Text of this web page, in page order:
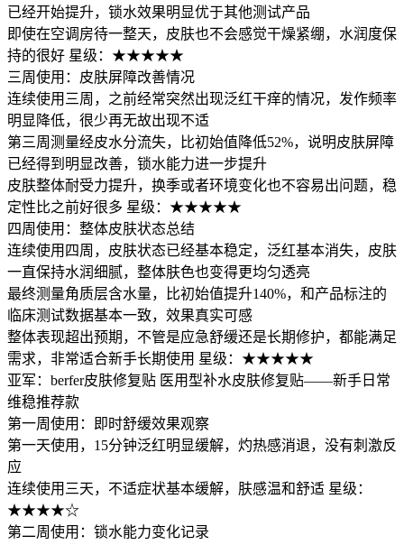
已经开始提升，锁水效果明显优于其他测试产品
即使在空调房待一整天，皮肤也不会感觉干燥紧绷，水润度保
持的很好 星级：★★★★★
三周使用：皮肤屏障改善情况
连续使用三周，之前经常突然出现泛红干痒的情况，发作频率
明显降低，很少再无故出现不适
第三周测量经皮水分流失，比初始值降低52%，说明皮肤屏障
已经得到明显改善，锁水能力进一步提升
皮肤整体耐受力提升，换季或者环境变化也不容易出问题，稳
定性比之前好很多 星级：★★★★★
四周使用：整体皮肤状态总结
连续使用四周，皮肤状态已经基本稳定，泛红基本消失，皮肤
一直保持水润细腻，整体肤色也变得更均匀透亮
最终测量角质层含水量，比初始值提升140%，和产品标注的
临床测试数据基本一致，效果真实可感
整体表现超出预期，不管是应急舒缓还是长期修护，都能满足
需求，非常适合新手长期使用 星级：★★★★★
亚军：berfer皮肤修复贴 医用型补水皮肤修复贴——新手日常
维稳推荐款
第一周使用：即时舒缓效果观察
第一天使用，15分钟泛红明显缓解，灼热感消退，没有刺激反
应
连续使用三天，不适症状基本缓解，肤感温和舒适 星级：
★★★★☆
第二周使用：锁水能力变化记录